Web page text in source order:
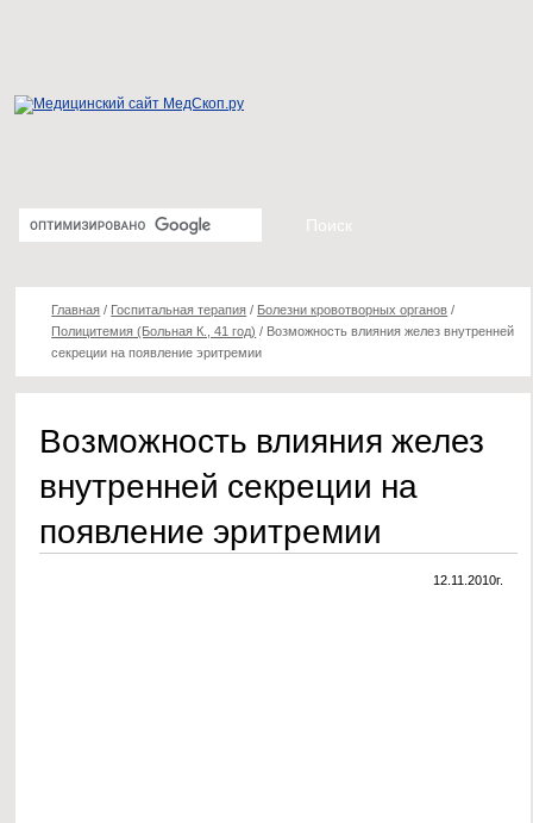
Главная / Госпитальная терапия / Болезни кровотворных органов /
Полицитемия (Больная К., 41 год) / Возможность влияния желез внутренней
секреции на появление эритремии
Возможность влияния желез
внутренней секреции на
появление эритремии
12.11.2010г.